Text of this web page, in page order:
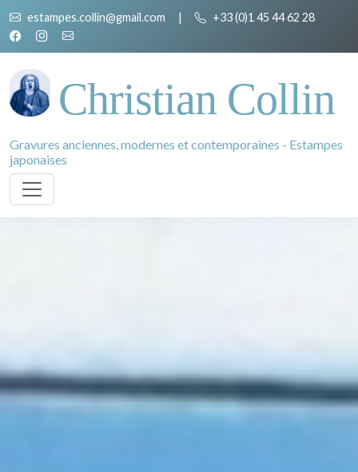
estampes.collin@gmail.com | +33 (0)1 45 44 62 28
Christian Collin
Gravures anciennes, modernes et contemporaines - Estampes
japonaises